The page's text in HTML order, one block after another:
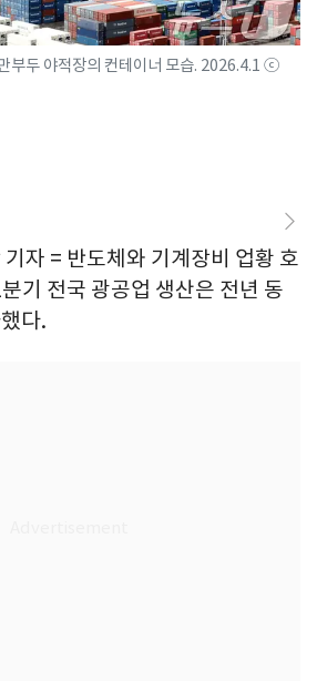
부두 야적장의 컨테이너 모습. 2026.4.1 ⓒ
자 = 반도체와 기계장비 업황 호
기 전국 광공업 생산은 전년 동
다.